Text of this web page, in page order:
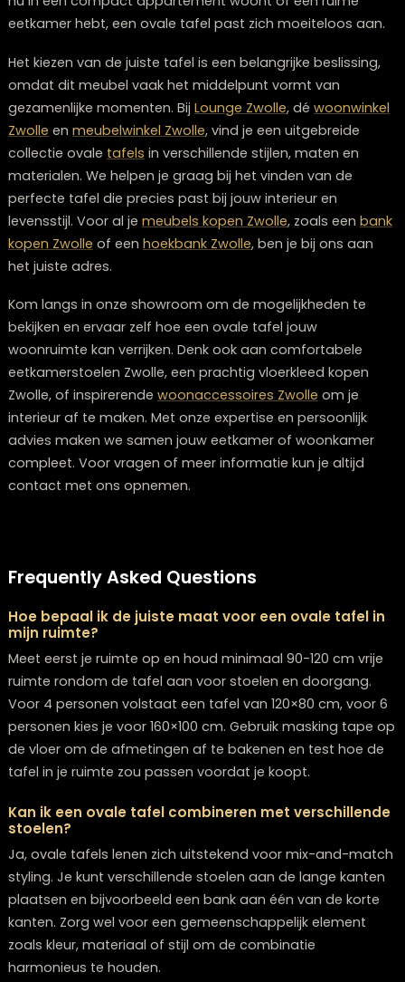
Qua ruimtegebruik heeft een ovale tafel het voordeel
je hem tegen een muur kunt plaatsen als dat nodig is,
terwijl een ronde tafel het beste tot zijn recht komt
wanneer hij vrij in de ruimte staat. Dit maakt ovale
flexibeler in verschillende opstellingen.
Voor kleine gezinnen is een ronde tafel vaak
terwijl grotere families meer baat hebben bij een
tafel die uitgebreid kan worden. Als je regelmatig
ontvangt, biedt een ovale tafel meer
aanpassingsmogelijkheden.
Conclusie: is een ovale tafel iets voor
Een ovale tafel is een slimme keuze als je op zoek bent
naar een meubel dat zowel functioneel als esthetisch
aantrekkelijk is. De combinatie van ruimtebesparing,
doorstroming en sociale interactie maakt deze
bijzonder praktisch voor verschillende woonsituaties.
nu in een compact appartement woont of een ruime
omdat dit meubel vaak het middelpunt vormt van
Zwolleenmeubelwinkel Zwolle, vind je een uitgebreide
collectie ovale
materialen. We helpen je graag bij het vinden van de
perfecte tafel die precies past bij jouw interieur en
levensstijl. Voor al jemeubels kopen Zwolle, zoals een
kopen Zwolleof eenhoekbank Zwolle, ben je bij ons
het juiste adres.
Kom langs in onze showroom om de mogelijkheden
bekijken en ervaar zelf hoe een ovale tafel jouw
woonruimte kan verrijken. Denk ook aan comfortabele
eetkamerstoelen Zwolle, een prachtig vloerkleed
Zwolle, of inspirerendewoonaccessoires Zwolleom je
interieur af te maken. Met onze expertise en
advies maken we samen jouw eetkamer of